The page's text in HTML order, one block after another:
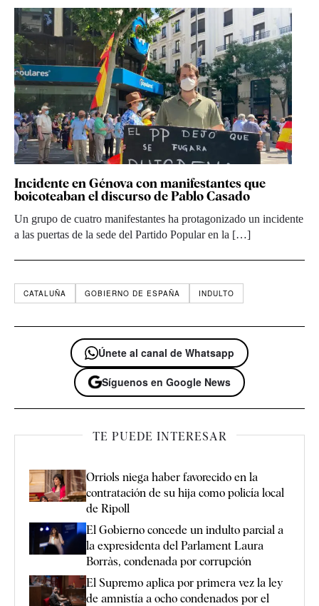
Incidente en Génova con manifestantes que
boicoteaban el discurso de Pablo Casado
Un grupo de cuatro manifestantes ha protagonizado un incidente
a las puertas de la sede del Partido Popular en la […]
CATALUÑA GOBIERNO DE ESPAÑA INDULTO
Únete al canal de Whatsapp
Síguenos en Google News
TE PUEDE INTERESAR
Orriols niega haber favorecido en la
contratación de su hija como policía local
de Ripoll
El Gobierno concede un indulto parcial a
la expresidenta del Parlament Laura
Borràs, condenada por corrupción
El Supremo aplica por primera vez la ley
de amnistía a ocho condenados por el